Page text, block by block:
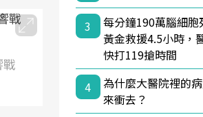
3
每分鐘190萬腦細
黃金救援4.5小時，
快打119搶時間
4
為什麼大醫院裡的
來衝去？